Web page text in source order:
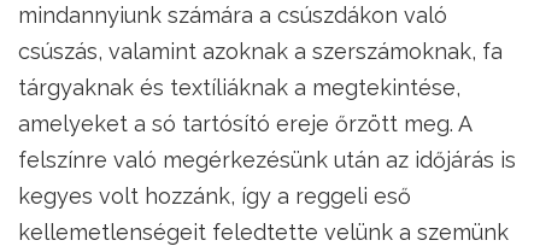
mindannyiunk számára a csúszdákon való
csúszás, valamint azoknak a szerszámoknak, fa
tárgyaknak és textíliáknak a megtekintése,
amelyeket a só tartósító ereje őrzött meg. A
felszínre való megérkezésünk után az időjárás is
kegyes volt hozzánk, így a reggeli eső
kellemetlenségeit feledtette velünk a szemünk